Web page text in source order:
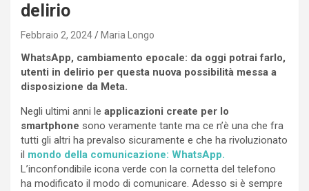
delirio
Febbraio 2, 2024 Maria Longo
WhatsApp, cambiamento epocale: da oggi potrai farlo,
utenti in delirio per questa nuova possibilità messa a
disposizione da Meta.
Negli ultimi anni le applicazioni create per lo
smartphone sono veramente tante ma ce n’è una che fra
tutti gli altri ha prevalso sicuramente e che ha rivoluzionato
il mondo della comunicazione: WhatsApp.
L’inconfondibile icona verde con la cornetta del telefono
ha modificato il modo di comunicare. Adesso si è sempre